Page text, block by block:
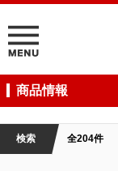
商品情報
検索 全204件